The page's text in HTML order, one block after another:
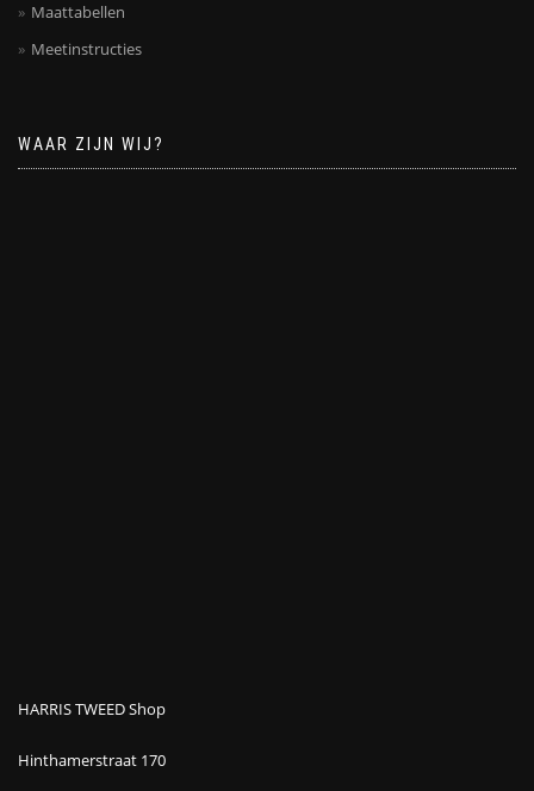
Maattabellen
Meetinstructies
WAAR ZIJN WIJ?
HARRIS TWEED Shop
Hinthamerstraat 170